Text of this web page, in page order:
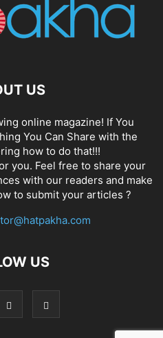
US
online magazine! If You
You Can Share with the
how to do that!!!
you. Feel free to share your
with our readers and make
to submit your articles ?
US